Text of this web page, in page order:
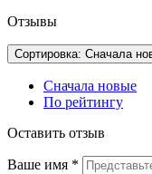
Отзывы
Сортировка: Сначала
Сначала новые
По рейтингу
Оставить отзыв
Ваше имя *